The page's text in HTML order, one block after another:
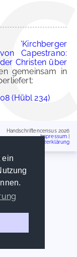
ein
Capestrano:
Christen über
gemeinsam in
(Hübl 234)
Handschriftencensus 2026
Impressum
Datenschutzerklärung